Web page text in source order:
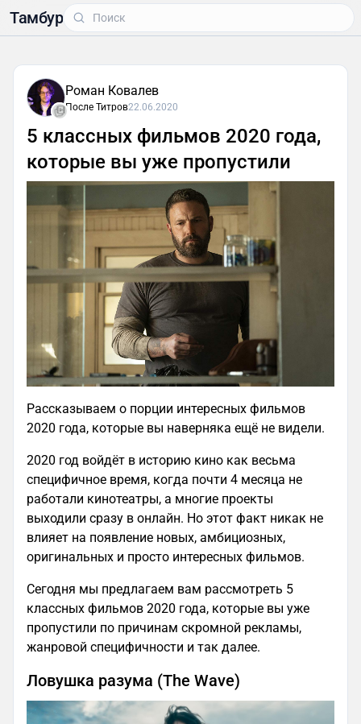
Тамбур
Роман Ковалев
После Титров22.06.2020
5 классных фильмов 2020 года,
которые вы уже пропустили
Рассказываем о порции интересных фильмов
2020 года, которые вы наверняка ещё не видели.
2020 год войдёт в историю кино как весьма
специфичное время, когда почти 4 месяца не
работали кинотеатры, а многие проекты
выходили сразу в онлайн. Но этот факт никак не
влияет на появление новых, амбициозных,
оригинальных и просто интересных фильмов.
Сегодня мы предлагаем вам рассмотреть 5
классных фильмов 2020 года, которые вы уже
пропустили по причинам скромной рекламы,
жанровой специфичности и так далее.
Ловушка разума (The Wave)